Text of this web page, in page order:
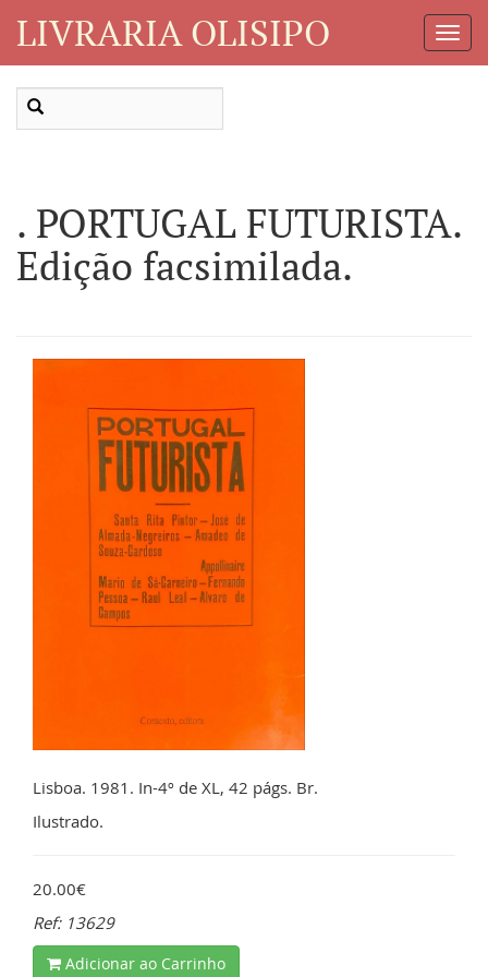
LIVRARIA OLISIPO
. PORTUGAL FUTURISTA.
Edição facsimilada.
Lisboa. 1981. In-4º de XL, 42 págs. Br.
Ilustrado.
20.00€
Ref: 13629
Adicionar ao Carrinho